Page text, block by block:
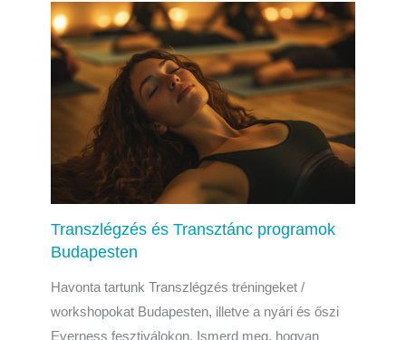
Transzlégzés és Transztánc programok
Budapesten
Havonta tartunk Transzlégzés tréningeket /
workshopokat Budapesten, illetve a nyári és őszi
Everness fesztiválokon. Ismerd meg, hogyan